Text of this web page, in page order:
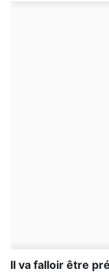
Il va falloir être